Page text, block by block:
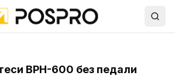
ВРН-600 без педали